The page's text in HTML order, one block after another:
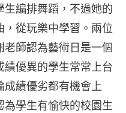
編排舞蹈，不過她的
從玩樂中學習。兩位
師認為藝術日是一個
優異的學生常常上台
績優劣都有機會上
為學生有愉快的校園生